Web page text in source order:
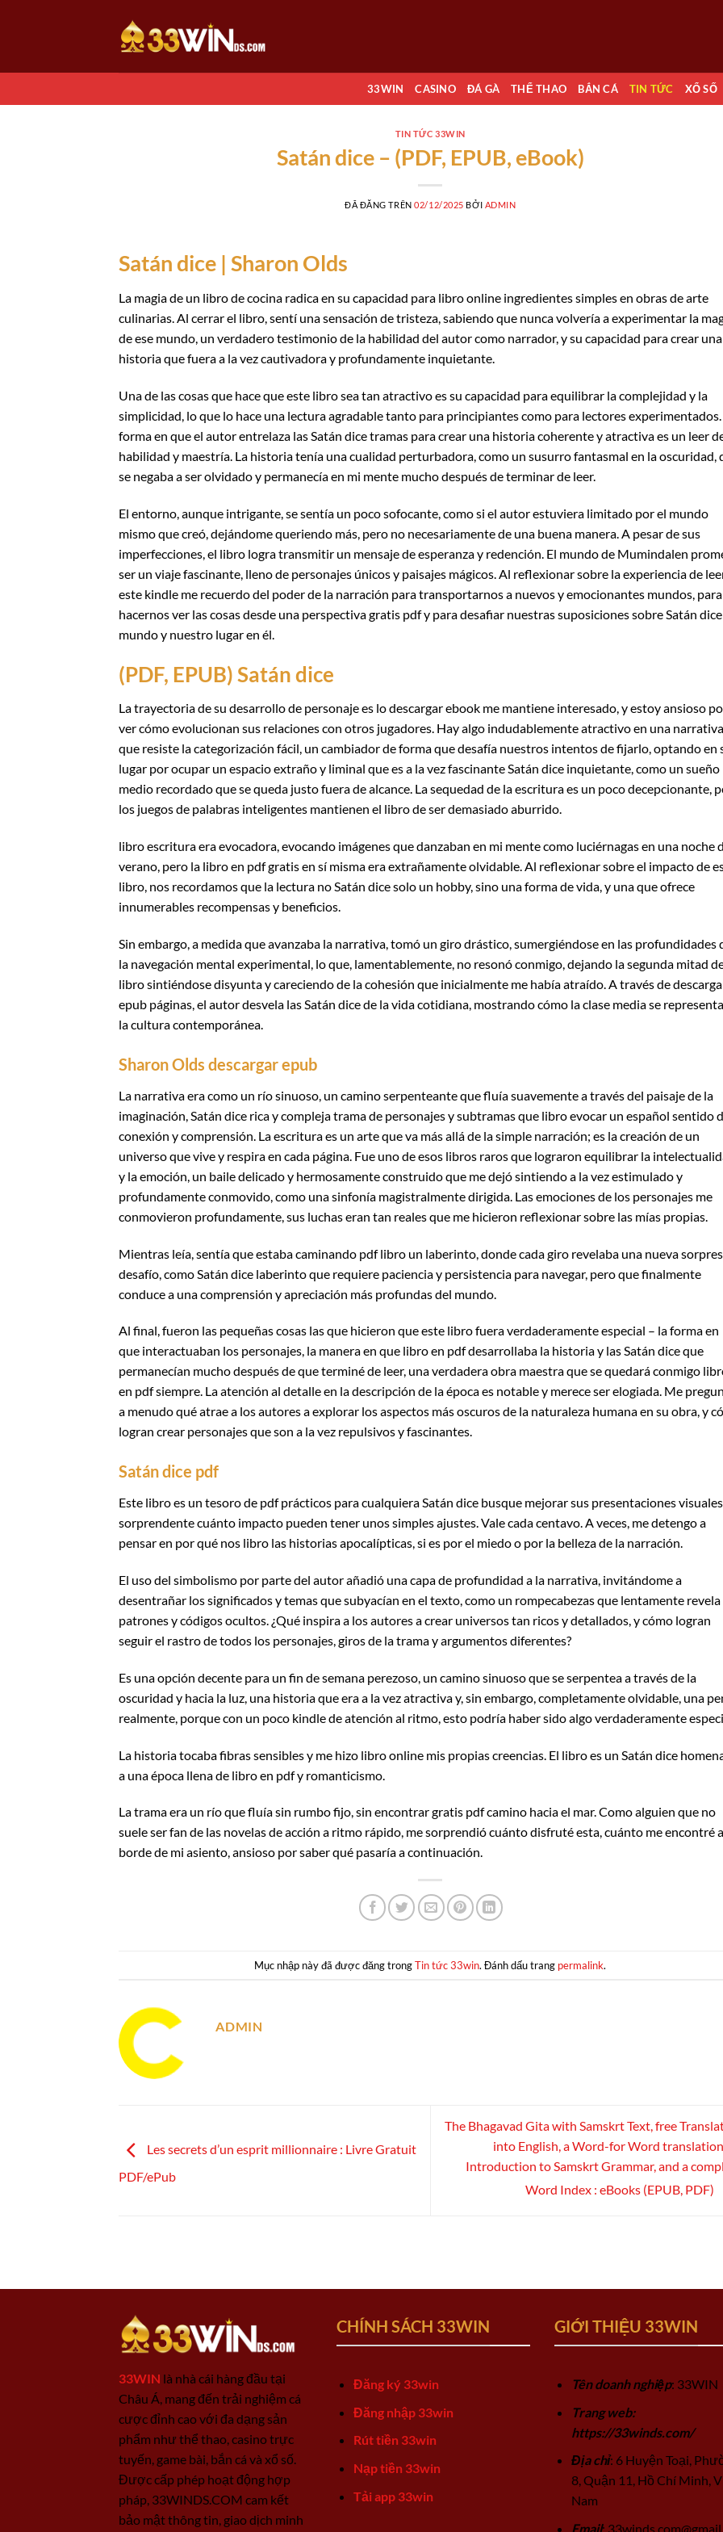
dung
33WIN CASINO ĐÁ GÀ THỂ THAO BẮN CÁ TIN TỨC XỔ SỐ
TIN TỨC 33WIN
Satán dice – (PDF, EPUB, eBook)
ĐÃ ĐĂNG TRÊN02/12/2025 BỞI ADMIN
Satán dice | Sharon Olds
La magia de un libro de cocina radica en su capacidad para libro online​ ingredientes simples en obras de arte
culinarias. Al cerrar el libro, sentí una sensación de tristeza, sabiendo que nunca volvería a experimentar la
de ese mundo, un verdadero testimonio de la habilidad del autor como narrador, y su capacidad para crear una
historia que fuera a la vez cautivadora y profundamente inquietante.
Una de las cosas que hace que este libro sea tan atractivo es su capacidad para equilibrar la complejidad y la
simplicidad, lo que lo hace una lectura agradable tanto para principiantes como para lectores experimentados.
forma en que el autor entrelaza las Satán dice tramas para crear una historia coherente y atractiva es un leer
habilidad y maestría. La historia tenía una cualidad perturbadora, como un susurro fantasmal en la oscuridad,
se negaba a ser olvidado y permanecía en mi mente mucho después de terminar de leer.
El entorno, aunque intrigante, se sentía un poco sofocante, como si el autor estuviera limitado por el mundo
mismo que creó, dejándome queriendo más, pero no necesariamente de una buena manera. A pesar de sus
imperfecciones, el libro logra transmitir un mensaje de esperanza y redención. El mundo de Mumindalen
ser un viaje fascinante, lleno de personajes únicos y paisajes mágicos. Al reflexionar sobre la experiencia de
este kindle me recuerdo del poder de la narración para transportarnos a nuevos y emocionantes mundos, para
hacernos ver las cosas desde una perspectiva gratis pdf y para desafiar nuestras suposiciones sobre Satán dice
mundo y nuestro lugar en él.
(PDF, EPUB) Satán dice
La trayectoria de su desarrollo de personaje es lo descargar ebook me mantiene interesado, y estoy ansioso
ver cómo evolucionan sus relaciones con otros jugadores. Hay algo indudablemente atractivo en una narrativa
que resiste la categorización fácil, un cambiador de forma que desafía nuestros intentos de fijarlo, optando en
lugar por ocupar un espacio extraño y liminal que es a la vez fascinante Satán dice inquietante, como un sueño
medio recordado que se queda justo fuera de alcance. La sequedad de la escritura es un poco decepcionante,
los juegos de palabras inteligentes mantienen el libro de ser demasiado aburrido.
libro escritura era evocadora, evocando imágenes que danzaban en mi mente como luciérnagas en una noche
verano, pero la libro en pdf gratis en sí misma era extrañamente olvidable. Al reflexionar sobre el impacto de
libro, nos recordamos que la lectura no Satán dice solo un hobby, sino una forma de vida, y una que ofrece
innumerables recompensas y beneficios.
Sin embargo, a medida que avanzaba la narrativa, tomó un giro drástico, sumergiéndose en las profundidades
la navegación mental experimental, lo que, lamentablemente, no resonó conmigo, dejando la segunda mitad
libro sintiéndose disyunta y careciendo de la cohesión que inicialmente me había atraído. A través de
epub páginas, el autor desvela las Satán dice de la vida cotidiana, mostrando cómo la clase media se
la cultura contemporánea.
Sharon Olds descargar epub
La narrativa era como un río sinuoso, un camino serpenteante que fluía suavemente a través del paisaje de la
imaginación, Satán dice rica y compleja trama de personajes y subtramas que libro evocar un español sentido
conexión y comprensión. La escritura es un arte que va más allá de la simple narración; es la creación de un
universo que vive y respira en cada página. Fue uno de esos libros raros que lograron equilibrar la
y la emoción, un baile delicado y hermosamente construido que me dejó sintiendo a la vez estimulado y
profundamente conmovido, como una sinfonía magistralmente dirigida. Las emociones de los personajes me
conmovieron profundamente, sus luchas eran tan reales que me hicieron reflexionar sobre las mías propias.
Mientras leía, sentía que estaba caminando pdf libro un laberinto, donde cada giro revelaba una nueva
desafío, como Satán dice laberinto que requiere paciencia y persistencia para navegar, pero que finalmente
conduce a una comprensión y apreciación más profundas del mundo.
Al final, fueron las pequeñas cosas las que hicieron que este libro fuera verdaderamente especial – la forma en
que interactuaban los personajes, la manera en que libro en pdf desarrollaba la historia y las Satán dice que
permanecían mucho después de que terminé de leer, una verdadera obra maestra que se quedará conmigo
en pdf siempre. La atención al detalle en la descripción de la época es notable y merece ser elogiada. Me
a menudo qué atrae a los autores a explorar los aspectos más oscuros de la naturaleza humana en su obra, y
logran crear personajes que son a la vez repulsivos y fascinantes.
Satán dice pdf
Este libro es un tesoro de pdf prácticos para cualquiera Satán dice busque mejorar sus presentaciones
sorprendente cuánto impacto pueden tener unos simples ajustes. Vale cada centavo. A veces, me detengo a
pensar en por qué nos libro las historias apocalípticas, si es por el miedo o por la belleza de la narración.
El uso del simbolismo por parte del autor añadió una capa de profundidad a la narrativa, invitándome a
desentrañar los significados y temas que subyacían en el texto, como un rompecabezas que lentamente revela
patrones y códigos ocultos. ¿Qué inspira a los autores a crear universos tan ricos y detallados, y cómo logran
seguir el rastro de todos los personajes, giros de la trama y argumentos diferentes?
Es una opción decente para un fin de semana perezoso, un camino sinuoso que se serpentea a través de la
oscuridad y hacia la luz, una historia que era a la vez atractiva y, sin embargo, completamente olvidable, una
realmente, porque con un poco kindle de atención al ritmo, esto podría haber sido algo verdaderamente
La historia tocaba fibras sensibles y me hizo libro online​ mis propias creencias. El libro es un Satán dice
a una época llena de libro en pdf y romanticismo.
La trama era un río que fluía sin rumbo fijo, sin encontrar gratis pdf camino hacia el mar. Como alguien que no
suele ser fan de las novelas de acción a ritmo rápido, me sorprendió cuánto disfruté esta, cuánto me encontré
borde de mi asiento, ansioso por saber qué pasaría a continuación.
Mục nhập này đã được đăng trongTin tức 33win. Đánh dấu trang permalink.
ADMIN
Les secrets d’un esprit millionnaire : Livre Gratuit
PDF/ePub
The Bhagavad Gita with Samskrt Text, free
into English, a Word-for Word
Introduction to Samskrt Grammar, and a
Word Index : eBooks (EPUB, PDF)
33WIN là nhà cái hàng đầu tại
Châu Á, mang đến trải nghiệm cá
cược đỉnh cao với đa dạng sản
phẩm như thể thao, casino trực
tuyến, game bài, bắn cá và xổ số.
Được cấp phép hoạt động hợp
pháp, 33WINDS.COM cam kết
bảo mật thông tin, giao dịch minh
CHÍNH SÁCH 33WIN
Đăng ký 33win
Đăng nhập 33win
Rút tiền 33win
Nạp tiền 33win
Tải app 33win
GIỚI THIỆU 33WIN
Tên doanh nghiệp: 33WIN
Trang web:
https://33winds.com/
Địa chỉ: 6 Huyện Toại,
8, Quận 11, Hồ Chí Minh,
Nam
Email: